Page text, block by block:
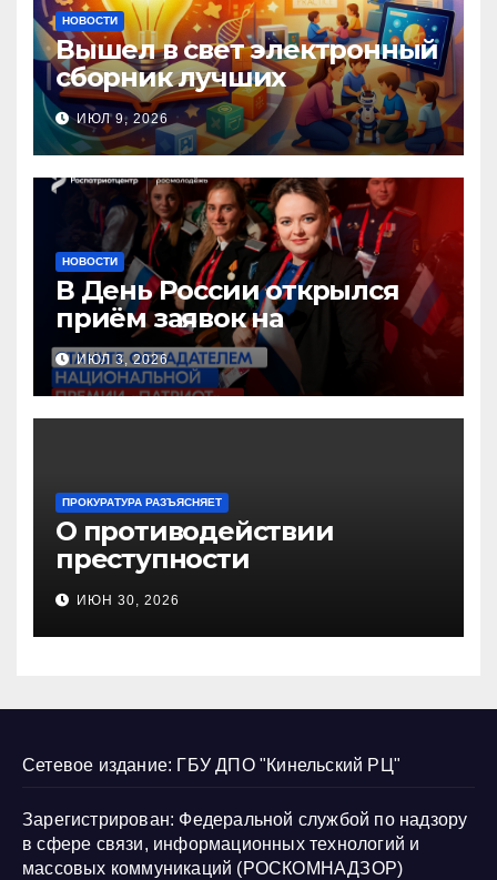
НОВОСТИ
Вышел в свет электронный
сборник лучших
инновационных практик
педагогов дошкольного
образования!
ИЮЛ 9, 2026
НОВОСТИ
В День России открылся
приём заявок на
Национальную премию
«Патриот»
ИЮЛ 3, 2026
ПРОКУРАТУРА РАЗЪЯСНЯЕТ
О противодействии
преступности
несовершеннолетних и
нарушению их прав
ИЮН 30, 2026
Сетевое издание: ГБУ ДПО "Кинельский РЦ"
Зарегистрирован: Федеральной службой по надзору
в сфере связи, информационных технологий и
массовых коммуникаций (РОСКОМНАДЗОР)